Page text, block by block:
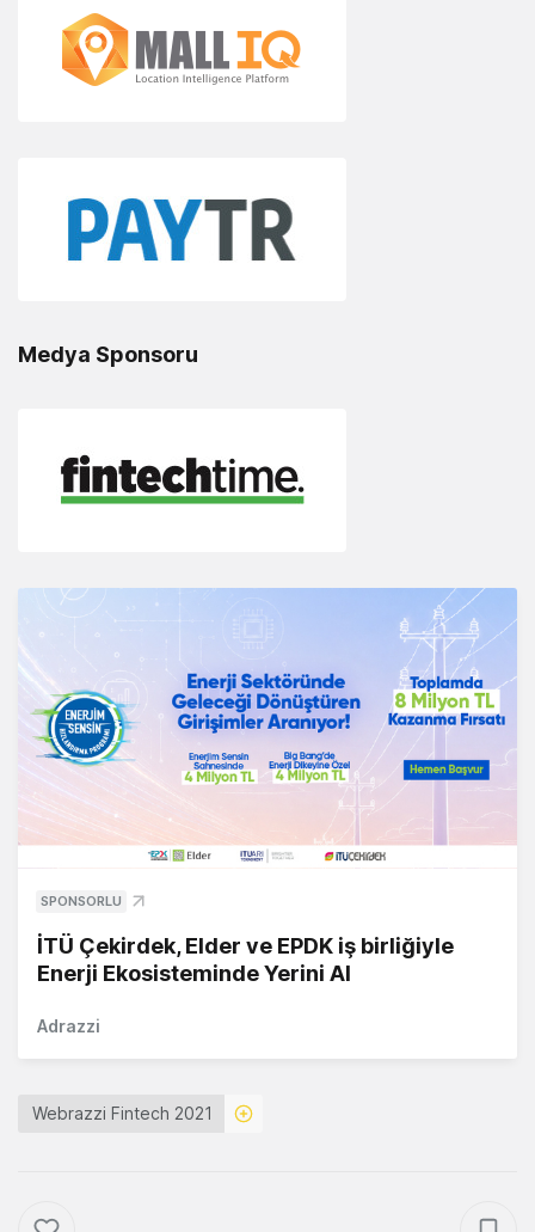
Medya Sponsoru
SPONSORLU
İTÜ Çekirdek, Elder ve EPDK iş birliğiyle
Enerji Ekosisteminde Yerini Al
Adrazzi
Webrazzi Fintech 2021